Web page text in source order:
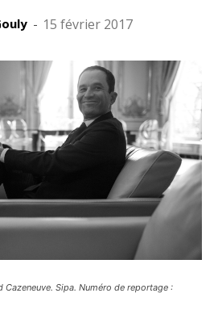
- 15 février 2017
Cazeneuve. Sipa. Numéro de reportage :